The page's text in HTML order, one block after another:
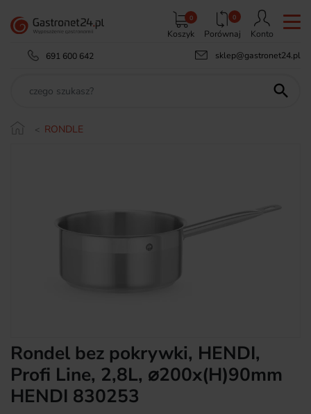
Koszyk
0 0
Porównaj
Konto
691 600 642
sklep@gastronet24.pl

RONDLE
Rondel bez pokrywki, HENDI,
Profi Line, 2,8L, ⌀200x(H)90mm
HENDI 830253